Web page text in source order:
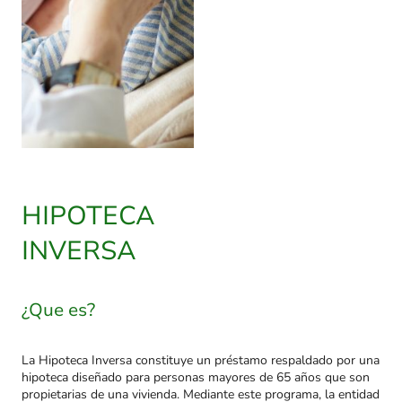
HIPOTECA
INVERSA
¿Que es?
La Hipoteca Inversa constituye un préstamo respaldado por una
hipoteca diseñado para personas mayores de 65 años que son
propietarias de una vivienda. Mediante este programa, la entidad